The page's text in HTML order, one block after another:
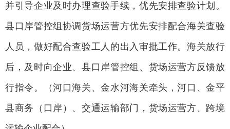
并引导企业及时办理查验手续，优先安排查验计划。
县口岸管控组协调货场运营方优先安排配合海关查验
人员，做好配合查验工人的出入审批工作。海关放行
后，及时向企业、县口岸管控组、货场运营方反馈放
行指令。（河口海关、金水河海关牵头，河口、金平
县商务（口岸）、交通运输部门，货场运营方、跨境